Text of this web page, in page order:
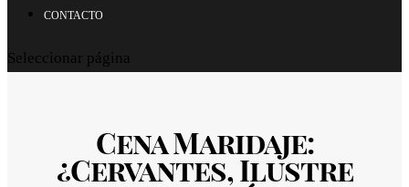
CONTACTO
Seleccionar página
Cena Maridaje:
¿Cervantes, Ilustre